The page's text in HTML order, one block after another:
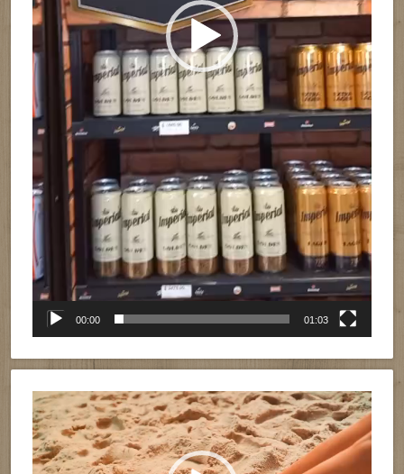
00:00 01:03
Reproductor
de
vídeo